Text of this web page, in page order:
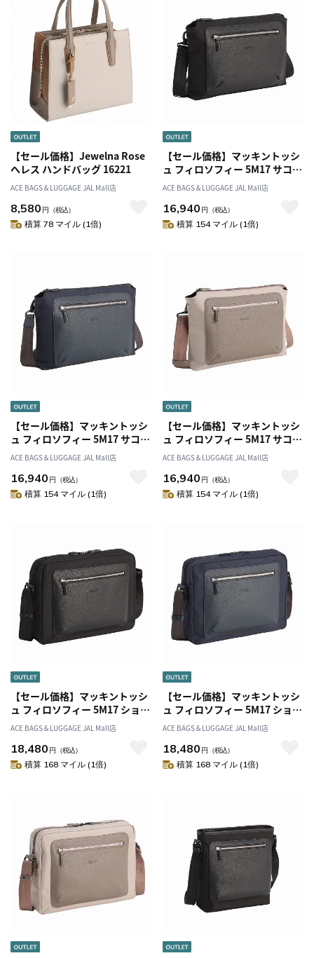
【セール価格】Jewelna Rose
へレス ハンドバッグ 16221
ACE BAGS＆LUGGAGE JAL Mall店
8,580 円 （税込）
積算 78 マイル (1倍)
【セール価格】マッキントッシ
ュ フィロソフィー 5M17 サコッ
シュ 17731
ACE BAGS＆LUGGAGE JAL Mall店
16,940 円 （税込）
積算 154 マイル (1倍)
【セール価格】マッキントッシ
ュ フィロソフィー 5M17 サコッ
シュ 17731
ACE BAGS＆LUGGAGE JAL Mall店
16,940 円 （税込）
積算 154 マイル (1倍)
【セール価格】マッキントッシ
ュ フィロソフィー 5M17 サコッ
シュ 17731
ACE BAGS＆LUGGAGE JAL Mall店
16,940 円 （税込）
積算 154 マイル (1倍)
【セール価格】マッキントッシ
ュ フィロソフィー 5M17 ショル
ダーバッグ 17732
ACE BAGS＆LUGGAGE JAL Mall店
18,480 円 （税込）
積算 168 マイル (1倍)
【セール価格】マッキントッシ
ュ フィロソフィー 5M17 ショル
ダーバッグ 17732
ACE BAGS＆LUGGAGE JAL Mall店
18,480 円 （税込）
積算 168 マイル (1倍)